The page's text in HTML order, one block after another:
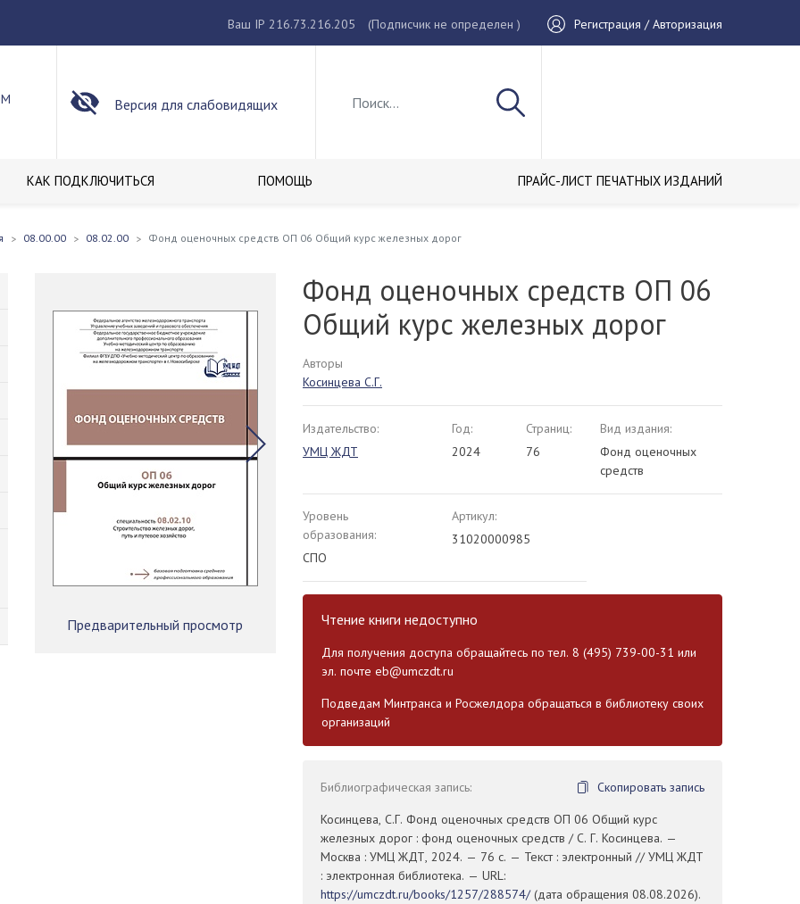
Ваш IP 216.73.216.205 (Подписчик не определен ) Регистрация / Авторизация
Версия для слабовидящих
КАК ПОДКЛЮЧИТЬСЯ ПОМОЩЬ ПРАЙС-ЛИСТ ПЕЧАТНЫХ ИЗДАНИЙ
08.00.00 08.02.00 Фонд оценочных средств ОП 06 Общий курс железных дорог
Предварительный просмотр
Фонд оценочных средств ОП 06
Общий курс железных дорог
Авторы
Косинцева С.Г.
Издательство:
УМЦ ЖДТ
Год:
2024
Страниц:
76
Вид издания:
Фонд оценочных
средств
Уровень
образования:
СПО
Артикул:
31020000985
Чтение книги недоступно
Для получения доступа обращайтесь по тел. 8 (495) 739-00-31 или
эл. почте eb@umczdt.ru
Подведам Минтранса и Росжелдора обращаться в библиотеку своих
организаций
Библиографическая запись:
Скопировать запись
Косинцева, С.Г. Фонд оценочных средств ОП 06 Общий курс
железных дорог : фонд оценочных средств / С. Г. Косинцева. —
Москва : УМЦ ЖДТ, 2024. — 76 с. — Текст : электронный // УМЦ ЖДТ
: электронная библиотека. — URL:
https://umczdt.ru/books/1257/288574/(дата обращения 08.08.2026).